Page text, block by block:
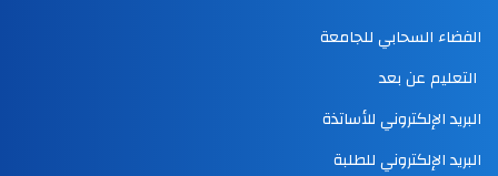
الفضاء السحابي للجامعة
التعليم عن بعد
البريد الإلكتروني للأساتذة
البريد الإلكتروني للطلبة